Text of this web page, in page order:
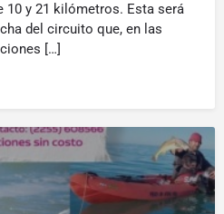
10 y 21 kilómetros. Esta será
del circuito que, en las
[…]